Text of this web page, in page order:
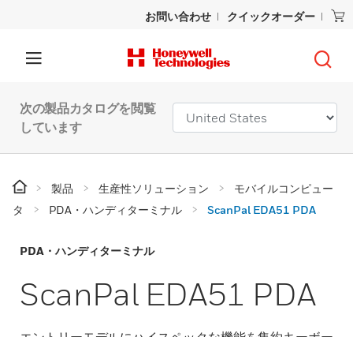
お問い合わせ クイックオーダー
次の製品カタログを閲覧
しています
製品 生産性ソリューション
モバイルコンピュー
タ
PDA・ハンディターミナル ScanPal EDA51 PDA
PDA・ハンディターミナル
ScanPal EDA51 PDA